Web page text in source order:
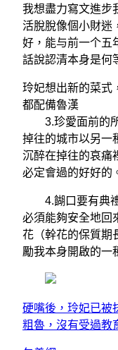
我想盡力寫文進步
活脫脫像個小財迷
好，能与前一个五
話說認清本身是何
玲妃想出新的菜式
都配備魯漢
3.珍愛面前的所
掉往的城市以另一
沉醉在掉往的哀痛
必定會過的好好的
4.餬口要有典禮
必須能夠安全地回
花（幹花的保質期
勵我本身開啟的一
硬嘴後，玲妃已被
粗魯，沒有受過教